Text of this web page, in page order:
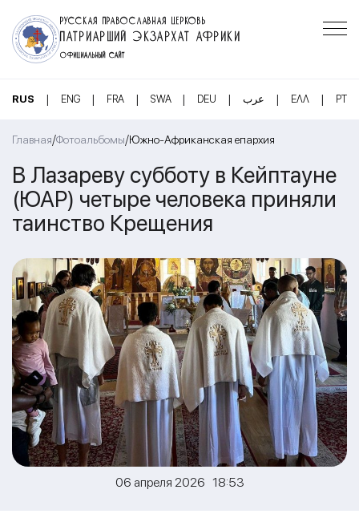
РУССКАЯ ПРАВОСЛАВНАЯ ЦЕРКОВЬ
ПАТРИАРШИЙ ЭКЗАРХАТ АФРИКИ
ОФИЦИАЛЬНЫЙ САЙТ
RUS | ENG | FRA | SWA | DEU | عرب | ΕΛΛ | PT
Главная/Фотоальбомы/Южно-Африканская епархия
В Лазареву субботу в Кейптауне
(ЮАР) четыре человека приняли
таинство Крещения
06 апреля 2026 18:53